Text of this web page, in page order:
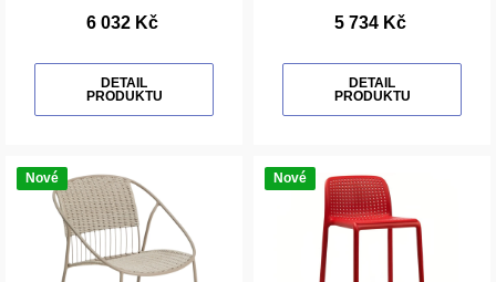
6 032 Kč
DETAIL
PRODUKTU
5 734 Kč
DETAIL
PRODUKTU
Nové Nové